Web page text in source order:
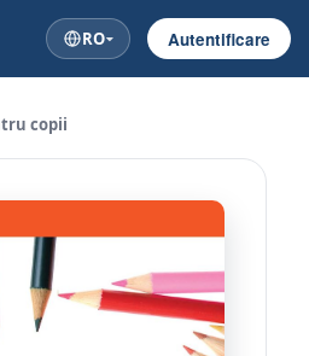
RO Autentificare
copii